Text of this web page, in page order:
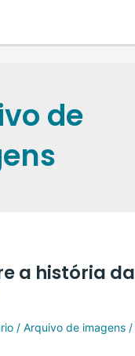
de
a história da
/ Arquivo de imagens/